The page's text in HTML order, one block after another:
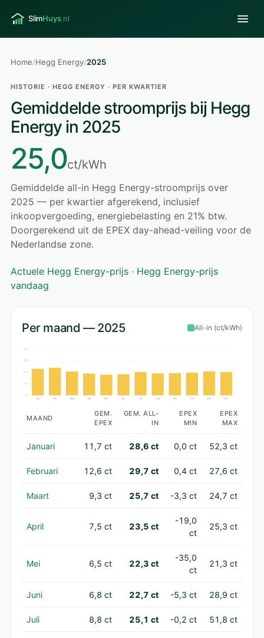
Home/Hegg Energy/2025
HISTORIE · HEGG ENERGY · PER KWARTIER
Gemiddelde stroomprijs bij Hegg
Energy in 2025
25,0ct/kWh
Gemiddelde all-in Hegg Energy-stroomprijs over
2025 — per kwartier afgerekend, inclusief
inkoopvergoeding, energiebelasting en 21% btw.
Doorgerekend uit de EPEX day-ahead-veiling voor de
Nederlandse zone.
Actuele Hegg Energy-prijs · Hegg Energy-prijs
vandaag
Per maand — 2025 All-in (ct/kWh)
50 ct
38 ct
25 ct
13 ct
0 ct
Jan Feb Maa Apr Mei Jun Jul Aug Sep Okt Nov Dec
MAAND
GEM.
EPEX
GEM. ALL-
IN
EPEX
MIN
EPEX
MAX
Januari 11,7 ct 28,6 ct 0,0 ct 52,3 ct
Februari 12,6 ct 29,7 ct 0,4 ct 27,6 ct
Maart 9,3 ct 25,7 ct -3,3 ct 24,7 ct
April 7,5 ct 23,5 ct
-19,0
ct
25,3 ct
Mei 6,5 ct 22,3 ct
-35,0
ct
21,3 ct
Juni 6,8 ct 22,7 ct -5,3 ct 28,9 ct
Juli 8,8 ct 25,1 ct -0,2 ct 51,8 ct